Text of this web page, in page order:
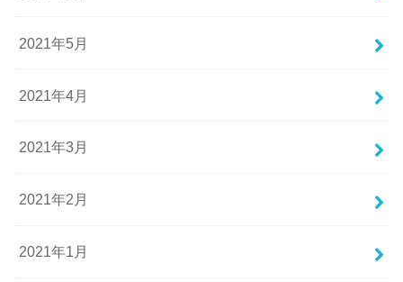
2021年5月
2021年4月
2021年3月
2021年2月
2021年1月